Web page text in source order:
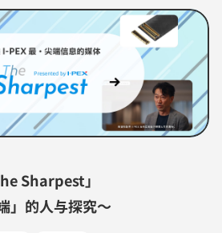
Sharpest」
」的人与探究～